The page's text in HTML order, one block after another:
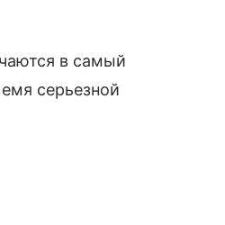
в самый
серьезной